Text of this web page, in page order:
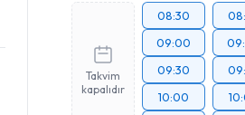
Takvim
kapalıdır
08:30
09:00
09:30
10:00